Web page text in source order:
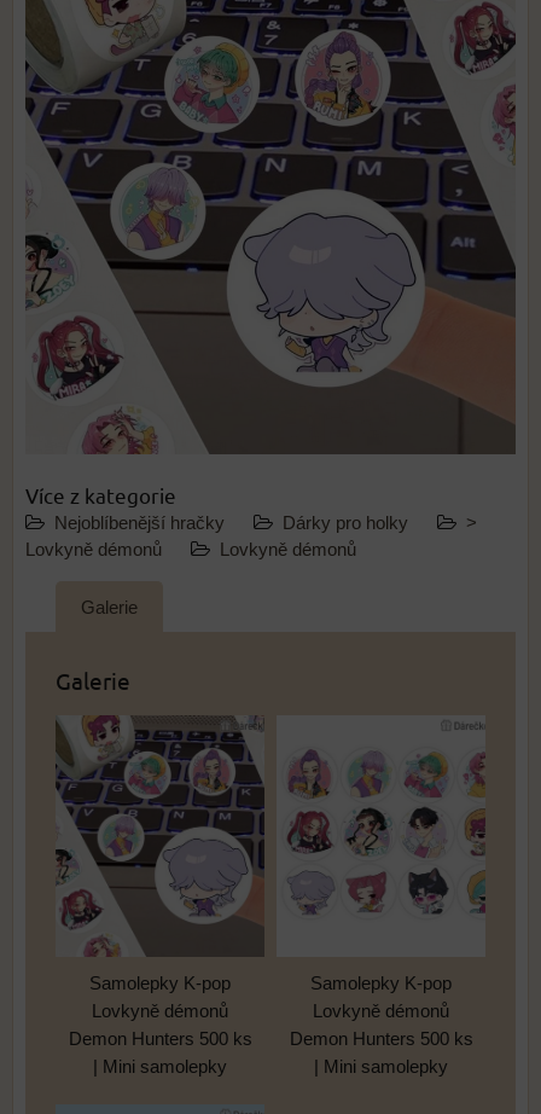
Více z kategorie
Nejoblíbenější hračky Dárky pro holky
>
Lovkyně démonů
Lovkyně démonů
Galerie
Galerie
Samolepky K-pop
Lovkyně démonů
Demon Hunters 500 ks
| Mini samolepky
Samolepky K-pop
Lovkyně démonů
Demon Hunters 500 ks
| Mini samolepky